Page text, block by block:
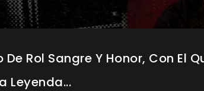
Rol Sangre Y Honor, Con El
Leyenda...